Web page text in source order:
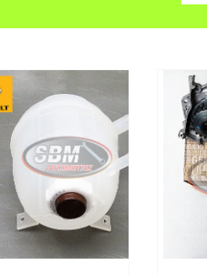
Agregar al carrito